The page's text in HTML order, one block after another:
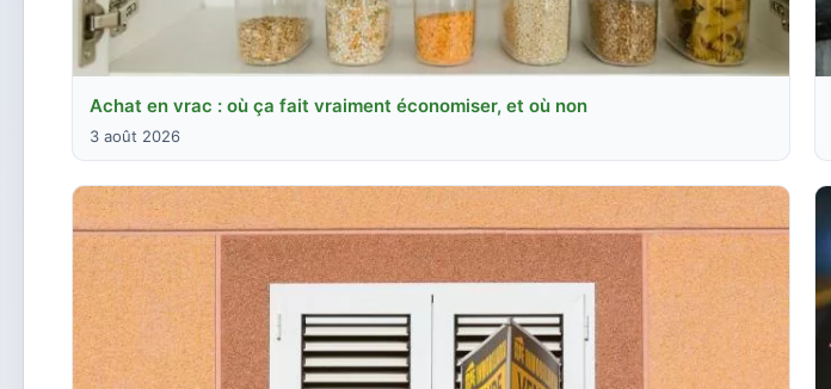
Achat en vrac : où ça fait vraiment économiser, et où non
3 août 2026